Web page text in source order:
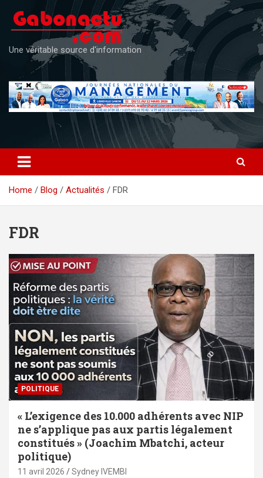
content
Une véritable source d'information
Home Blog Actualités FDR
FDR
POLITIQUE
« L’exigence des 10.000 adhérents avec NIP
ne s’applique pas aux partis légalement
constitués » (Joachim Mbatchi, acteur
politique)
11 avril 2026 Sydney IVEMBI